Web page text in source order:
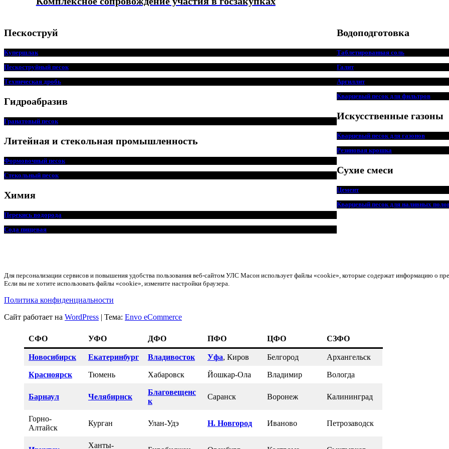
Пескоструй
Купершлак
Пескоструйный песок
Техническая дробь
Гидроабразив
Гранатовый песок
Литейная и стекольная промышленность
Формовочный песок
Стекольный песок
Химия
Перекись водорода
Сода пищевая
Водоподготовка
Таблетированная соль
Галит
Аргиллит
Кварцевый песок для фильтров
Искусственные газоны
Кварцевый песок для газонов
Резиновая крошка
Сухие смеси
Цемент
Кварцевый песок для наливных
Для персонализации сервисов и повышения удобства пользования веб-сайтом УЛС Масон использует файлы «cookie», которые содержат информацию о
Если вы не хотите использовать файлы «cookie», измените настройки браузера.
Политика конфиденциальности
Сайт работает на WordPress | Тема: Envo eCommerce
СФО УФО ДФО ПФО ЦФО СЗФО
Новосибирск Екатеринбург Владивосток Уфа, Киров Белгород Архангельск
Красноярск Тюмень Хабаровск Йошкар-Ола Владимир Вологда
Барнаул Челябирнск
Благовещенс
к
Саранск Воронеж Калининград
Горно-
Алтайск
Курган Улан-Удэ Н. Новгород Иваново Петрозаводск
Ханты-